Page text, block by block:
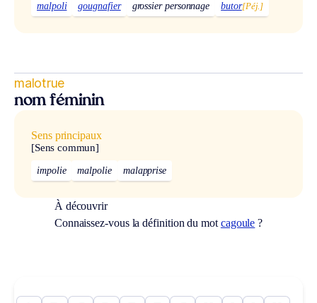
malpoli
gougnafier grossier personnage butor[Péj.]
malotrue
nom féminin
Sens principaux
[Sens commun]
impolie malpolie malapprise
À découvrir
Connaissez-vous la définition du mot cagoule ?